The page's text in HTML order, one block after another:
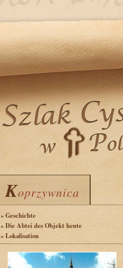
Koprzywnica
Koprzywnica
» Geschichte
» Die Abtei des Objekt heute
» Lokalisation